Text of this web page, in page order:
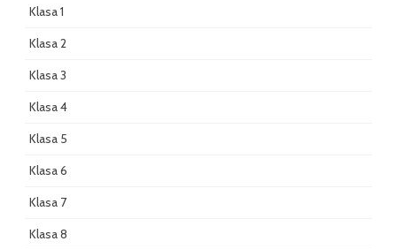
Klasa 1
Klasa 2
Klasa 3
Klasa 4
Klasa 5
Klasa 6
Klasa 7
Klasa 8